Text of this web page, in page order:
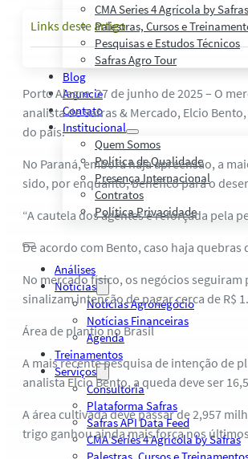
CMA Series 4 Agrícola by Safras
Palestras, Cursos e
Pesquisas e Estudos Técnicos
Safras Agro Tour
Blog
Anuncie
Contato
Institucional
Quem Somos
Política de Qualidade
Presença Internacional
Contratos
Política Privacidade
Análises
Notícias
Notícias Agronegócio
Notícias Financeiras
Agenda
Treinamentos
Serviços
Consultoria
Plataforma Safras
Safras API Data Feed
CMA Series 4 Agrícola by Safras
Links deste artigo
Porto Alegre, 27 de junho de 2025 – O
analista de Safras & Mercado, Elcio
do país.
No Paraná, embora haja apreensão, a
sido, por enquanto, benéfico para o
“A cautela dos agentes é reforçada pela
De acordo com Bento, caso haja
No mercado físico, os negócios
sinalizam intenção de pagar cerca de R$
Área de plantio no Brasil
A mais recente pesquisa de intenção de
analista Elcio Bento, a queda deve ser
A área cultivada deve passar de 2,957
trigo ganhou ainda mais força nos